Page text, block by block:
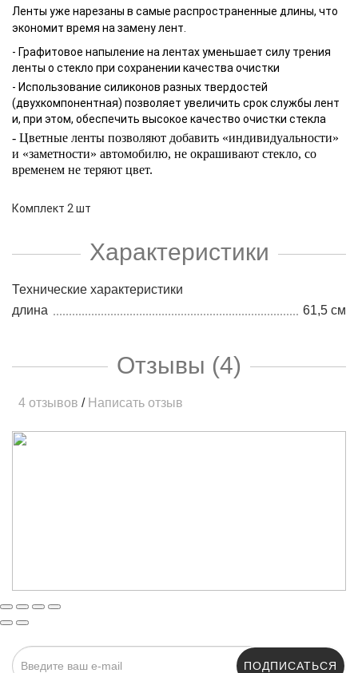
Ленты уже нарезаны в самые распространенные длины, что
экономит время на замену лент.
- Графитовое напыление на лентах уменьшает силу трения
ленты о стекло при сохранении качества очистки
- Использование силиконов разных твердостей
(двухкомпонентная) позволяет увеличить срок службы лент
и, при этом, обеспечить высокое качество очистки стекла
- Цветные ленты позволяют добавить «индивидуальности»
и «заметности» автомобилю, не окрашивают стекло, со
временем не теряют цвет.
Комплект 2 шт
Характеристики
Технические характеристики
длина
61,5 см
Отзывы (4)
4 отзывов / Написать отзыв
ПОДПИСАТЬСЯ